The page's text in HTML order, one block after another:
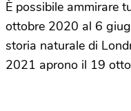
È possibile ammirare
ottobre 2020 al 6
storia naturale di
2021 aprono il 19